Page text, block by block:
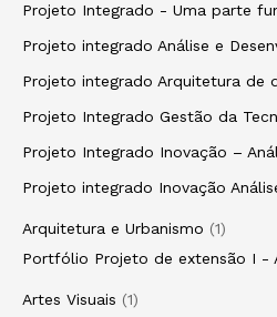
Projeto Integrado - Uma parte
Projeto integrado Análise e
Projeto integrado Arquitetura de
Projeto Integrado Gestão da
Projeto Integrado Inovação –
Projeto integrado Inovação
Arquitetura e Urbanismo
1
Portfólio Projeto de extensão I -
Artes Visuais
1